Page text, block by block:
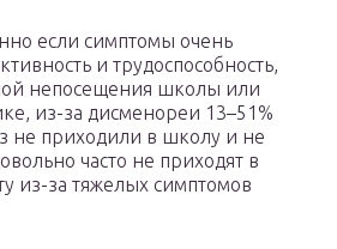
если симптомы очень
и трудоспособность,
непосещения школы или
из-за дисменореи 13–51%
не приходили в школу и не
часто не приходят в
из-за тяжелых симптомов